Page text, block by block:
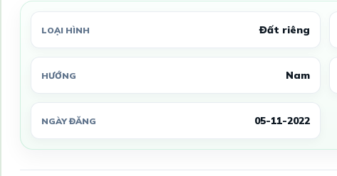
LOẠI HÌNH Đất riêng
HƯỚNG Nam
NGÀY ĐĂNG 05-11-2022